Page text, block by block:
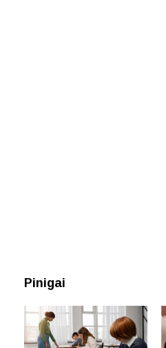
Pinigai